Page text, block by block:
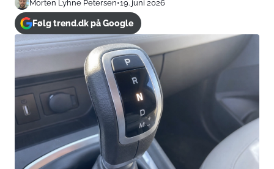
Morten Lyhne Petersen•19. juni 2026
Følg trend.dk på Google